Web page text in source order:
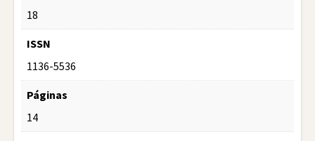
18
ISSN
1136-5536
Páginas
14